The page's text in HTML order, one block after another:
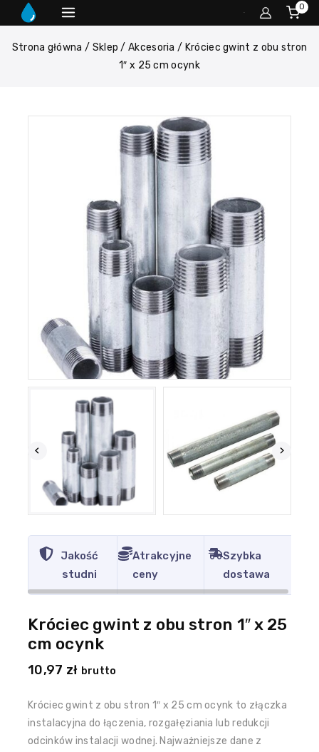
0
Strona główna / Sklep / Akcesoria / Króciec gwint z obu stron
1″ x 25 cm ocynk
Jakość
studni
Atrakcyjne
ceny
Szybka
dostawa
Króciec gwint z obu stron 1″ x 25
cm ocynk
10,97 zł brutto
Króciec gwint z obu stron 1″ x 25 cm ocynk to złączka
instalacyjna do łączenia, rozgałęziania lub redukcji
odcinków instalacji wodnej. Najważniejsze dane z